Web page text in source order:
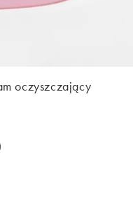
oczyszczający
144,00 zł (0%). Było
)